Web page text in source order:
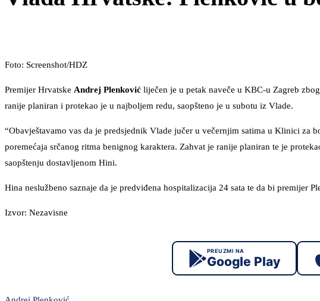
Foto: Screenshot/HDZ
Premijer Hrvatske Andrej Plenković liječen je u petak naveče u KBC-u Zagreb
ranije planiran i protekao je u najboljem redu, saopšteno je u subotu iz Vlade.
“Obavještavamo vas da je predsjednik Vlade jučer u večernjim satima u Klinici za
poremećaja srčanog ritma benignog karaktera. Zahvat je ranije planiran te je
saopštenju dostavljenom Hini.
Hina neslužbeno saznaje da je predviđena hospitalizacija 24 sata te da bi premijer
Izvor: Nezavisne
PREUZMI NA
Google Play